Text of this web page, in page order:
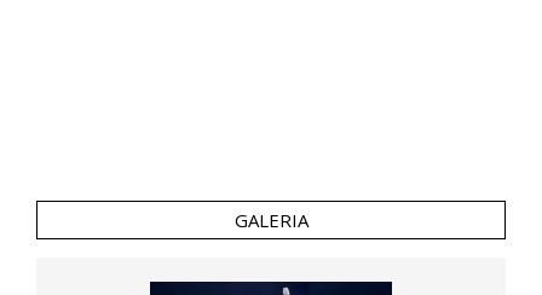
GALERIA